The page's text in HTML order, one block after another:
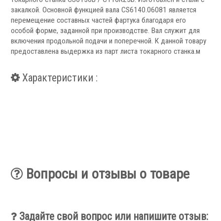
Запчасти для револьверных головок
Приводные блоки
Статические блоки
Переходные втулки
Магнитные линейки
закалкой. Основной функцией вала CS6140.06081 является
перемещение составных частей фартука благодаря его
особой форме, заданной при производстве. Вал служит для
включения продольной подачи и поперечной. К данной товару
предоставлена выдержка из парт листа токарного станка.м
Характеристики :
Вопросы и отзывы о товаре
Задайте свой вопрос или напишите отзыв: